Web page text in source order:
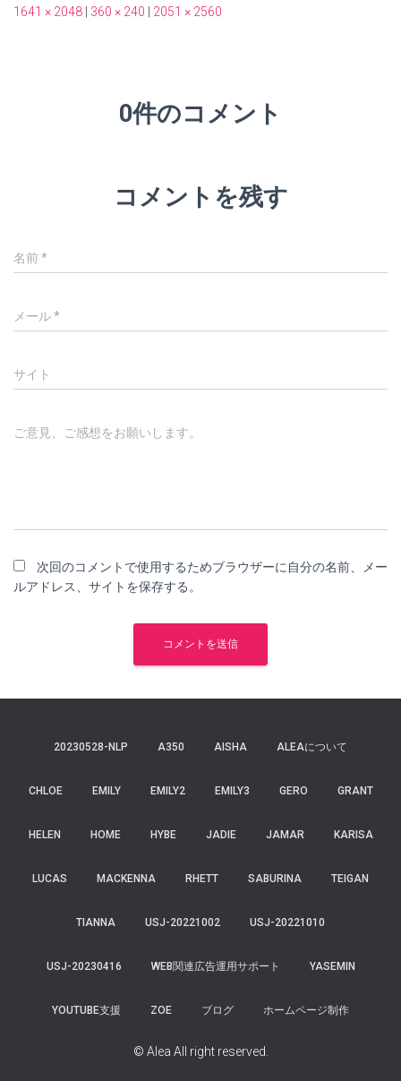
1641 × 2048
360 × 240 2051 × 2560
0件のコメント
コメントを残す
名前*
メール*
サイト
ご意見、ご感想をお願いします。
次回のコメントで使用するためブラウザーに自分の名前、メー
ルアドレス、サイトを保存する。
20230528-NLP A350 AISHA ALEAについて
CHLOE EMILY EMILY2 EMILY3 GERO GRANT
HELEN HOME HYBE JADIE JAMAR KARISA
LUCAS MACKENNA RHETT SABURINA TEIGAN
TIANNA USJ-20221002 USJ-20221010
USJ-20230416 WEB関連広告運用サポート YASEMIN
YOUTUBE支援 ZOE ブログ ホームページ制作
© Alea All right reserved.